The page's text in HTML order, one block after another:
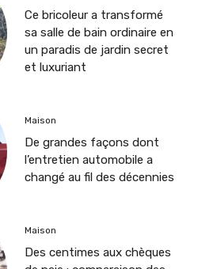
Ce bricoleur a transformé
sa salle de bain ordinaire en
un paradis de jardin secret
et luxuriant
Maison
De grandes façons dont
l’entretien automobile a
changé au fil des décennies
Maison
Des centimes aux chèques